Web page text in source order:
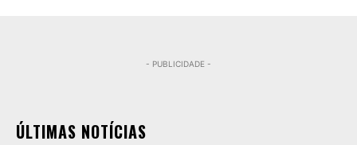
- PUBLICIDADE -
ÚLTIMAS NOTÍCIAS